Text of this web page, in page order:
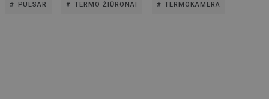
PULSAR TERMO ŽIŪRONAI TERMOKAMERA